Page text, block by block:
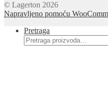
© Lagerton 2026
Napravljeno pomoću
Pretraga
Pretraga
za: